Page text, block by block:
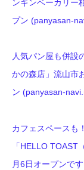
ンギンベーカリー
プン (panyasan-
人気パン屋も併設
かの森店」流山市
ン (panyasan-
カフェスペースも
「HELLO
月6日オープンで